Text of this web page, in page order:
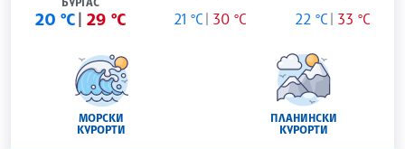
20 °C 29 °C 21 °C 30 °C 22 °C 33 °C
МОРСКИ
КУРОРТИ
ПЛАНИНСКИ
КУРОРТИ